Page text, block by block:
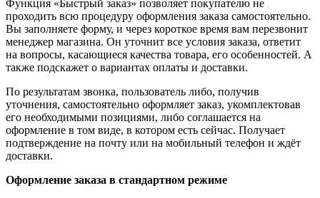
Функция «Быстрый заказ» позволяет покупателю не
проходить всю процедуру оформления заказа самостоятельно.
Вы заполняете форму, и через короткое время вам перезвонит
менеджер магазина. Он уточнит все условия заказа, ответит
на вопросы, касающиеся качества товара, его особенностей. А
также подскажет о вариантах оплаты и доставки.
По результатам звонка, пользователь либо, получив
уточнения, самостоятельно оформляет заказ, укомплектовав
его необходимыми позициями, либо соглашается на
оформление в том виде, в котором есть сейчас. Получает
подтверждение на почту или на мобильный телефон и ждёт
доставки.
Оформление заказа в стандартном режиме